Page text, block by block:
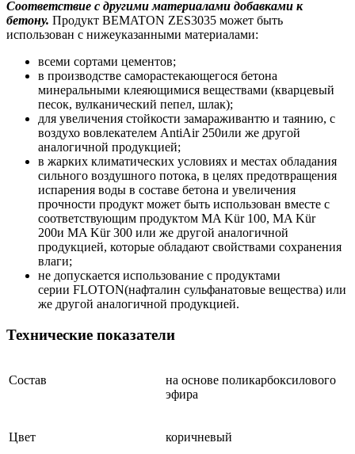
Соответствие с другими материалами добавками к
бетону. Продукт BEMATON ZES3035 может быть
использован с нижеуказанными материалами:
всеми сортами цементов;
в производстве саморастекающегося бетона
минеральными клеяющимися веществами (кварцевый
песок, вулканический пепел, шлак);
для увеличения стойкости замараживантю и таянию, с
воздухо вовлекателем AntiAir 250или же другой
аналогичной продукцией;
в жарких климатических условиях и местах обладания
сильного воздушного потока, в целях предотвращения
испарения воды в составе бетона и увеличения
прочности продукт может быть использован вместе с
соответствующим продуктом MA Kür 100, MA Kür
200и MA Kür 300 или же другой аналогичной
продукцией, которые обладают свойствами сохранения
влаги;
не допускается использование с продуктами
серии FLOTON(нафталин сульфанатовые вещества) или
же другой аналогичной продукцией.
Технические показатели
Состав
на основе поликарбоксилового
эфира
Цвет коричневый